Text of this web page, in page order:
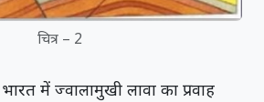
चित्र – 2
भारत में ज्वालामुखी लावा का प्रवाह